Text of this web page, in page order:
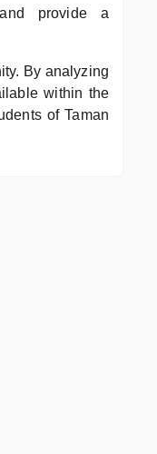
provide a
By analyzing
within the
of Taman